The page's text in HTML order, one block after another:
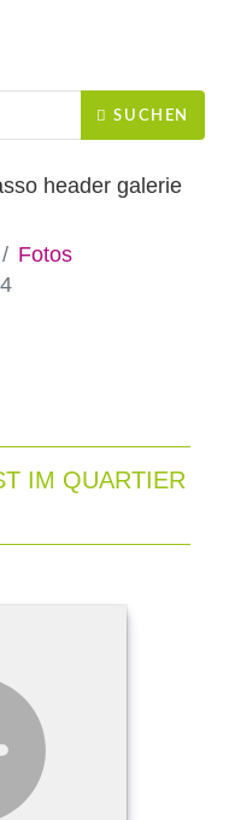
SUCHEN
Fotos
IM QUARTIER